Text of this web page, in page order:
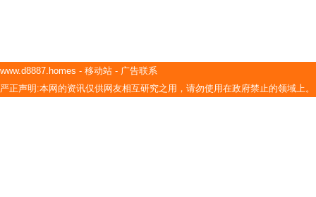
www.d8887.homes - 移动站 - 广告联系
严正声明:本网的资讯仅供网友相互研究之用，请勿使用在政府禁止的领域上。